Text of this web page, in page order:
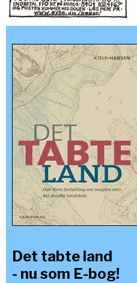
Det tabte land
- nu som E-bog!